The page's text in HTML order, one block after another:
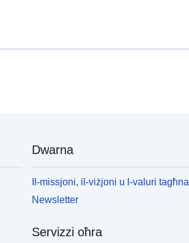
Dwarna
Il-missjoni, il-viżjoni u l-valuri tagħna
Newsletter
Servizzi oħra